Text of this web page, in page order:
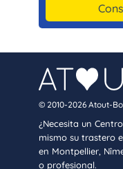
© 2010-2026 Atout-
¿Necesita un
mismo su trastero
en Montpellier,
o profesional.